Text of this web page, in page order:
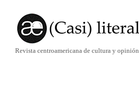
Revista centroamericana de cultura y opinión